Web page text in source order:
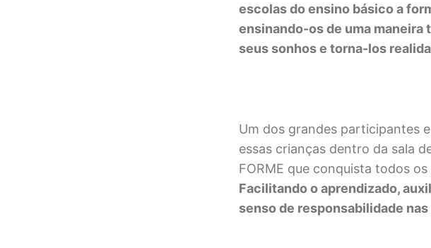
escolas do ensino básico a
ensinando-os de uma
seus sonhos e torna-los
Um dos grandes participantes
essas crianças dentro da sala
FORME que conquista todos
Facilitando o aprendizado,
senso de responsabilidade